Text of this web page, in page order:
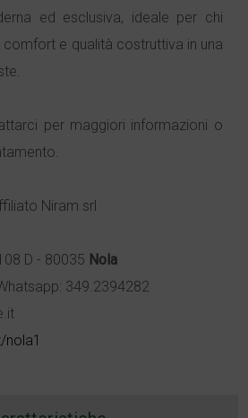
ed esclusiva, ideale per chi
comfort e qualità costruttiva in una
per maggiori informazioni o
Niram srl
D - 80035 Nola
349.2394282